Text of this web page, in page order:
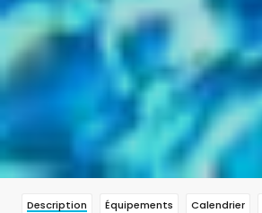
Description Équipements Calendrier